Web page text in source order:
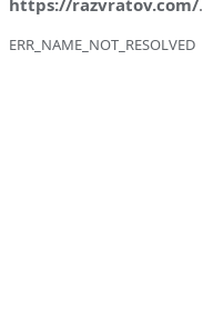
ERR_NAME_NOT_RESOLVED